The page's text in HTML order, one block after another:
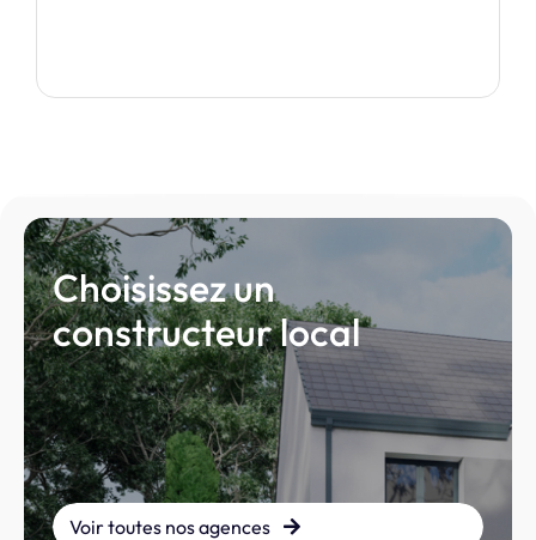
Choisissez un
constructeur local
Voir toutes nos agences